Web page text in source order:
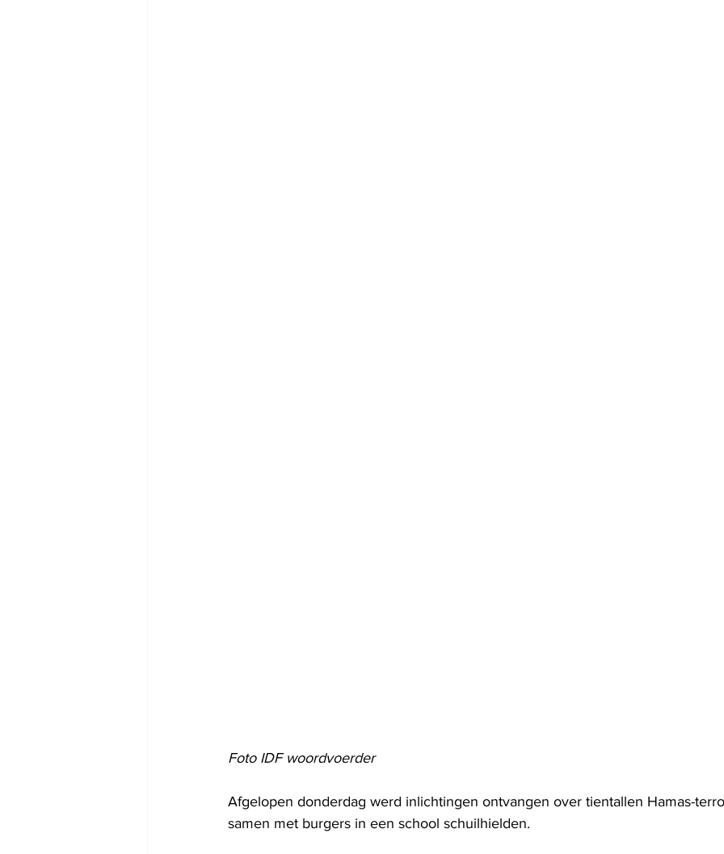
Foto IDF woordvoerder
Afgelopen donderdag werd inlichtingen ontvangen over tientallen Hamas-
samen met burgers in een school schuilhielden.